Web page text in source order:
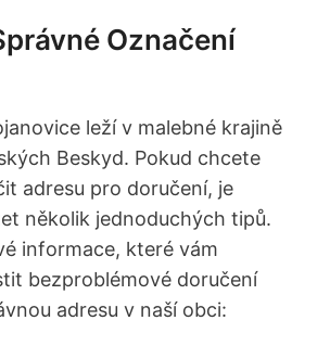
Označení
leží v malebné krajině
Beskyd. Pokud chcete
adresu pro doručení, je
několik jednoduchých tipů.
informace, které vám
bezproblémové doručení
adresu v naší obci: